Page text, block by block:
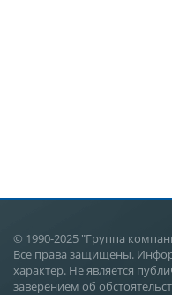
© 1990-2025 "Группа
Все права защищены.
характер. Не является
заверением об